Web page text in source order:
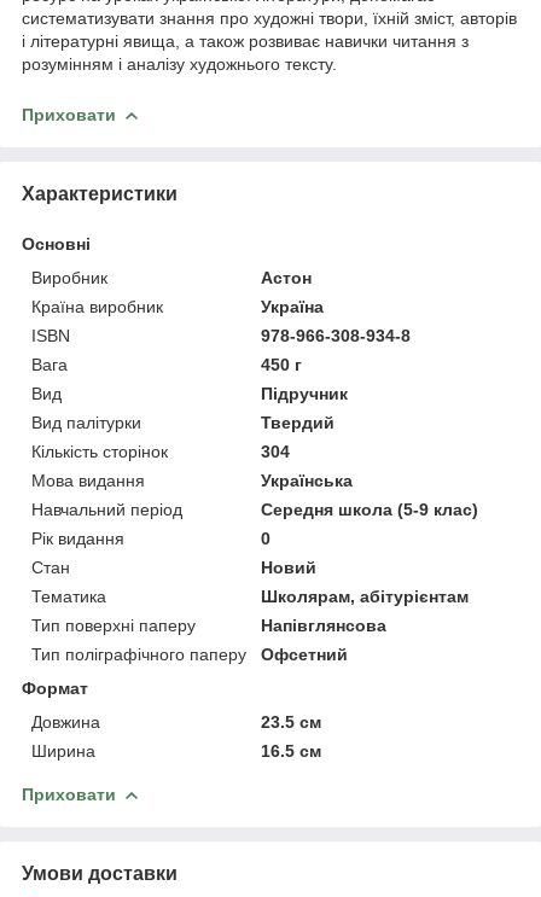
систематизувати знання про художні твори, їхній зміст, авторів
і літературні явища, а також розвиває навички читання з
розумінням і аналізу художнього тексту.
Приховати
Характеристики
Основні
Виробник
Астон
Країна виробник
Україна
ISBN
978-966-308-934-8
Вага
450 г
Вид
Підручник
Вид палітурки
Твердий
Кількість сторінок
304
Мова видання
Українська
Навчальний період
Середня школа (5-9 клас)
Рік видання
0
Стан
Новий
Тематика
Школярам, абітурієнтам
Тип поверхні паперу
Напівглянсова
Тип поліграфічного паперу
Офсетний
Формат
Довжина
23.5 см
Ширина
16.5 см
Приховати
Умови доставки